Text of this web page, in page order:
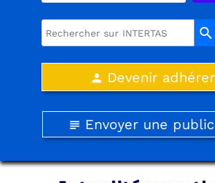
search
person Devenir
subject Envoyer une